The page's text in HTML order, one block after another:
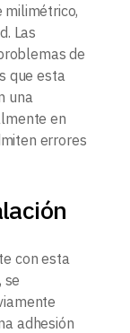
milimétrico,
Las
de
que esta
una
en
errores
con esta
se
adhesión